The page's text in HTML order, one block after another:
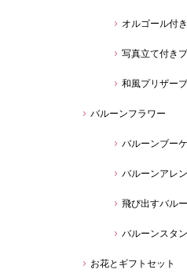
オルゴール付
写真立て付き
和風プリザー
バルーンフラワー
バルーンブー
バルーンアレ
飛び出すバル
バルーンスタ
お花とギフトセット